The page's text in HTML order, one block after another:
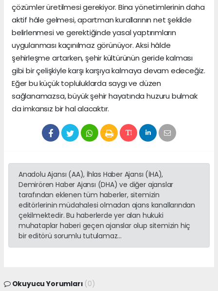
çözümler üretilmesi gerekiyor. Bina yönetimlerinin daha
aktif hâle gelmesi, apartman kurallarının net şekilde
belirlenmesi ve gerektiğinde yasal yaptırımların
uygulanması kaçınılmaz görünüyor. Aksi hâlde
şehirleşme artarken, şehir kültürünün geride kalması
gibi bir çelişkiyle karşı karşıya kalmaya devam edeceğiz.
Eğer bu küçük topluluklarda saygı ve düzen
sağlanamazsa, büyük şehir hayatında huzuru bulmak
da imkansız bir hal alacaktır.
Anadolu Ajansı (AA), İhlas Haber Ajansı (İHA),
Demirören Haber Ajansı (DHA) ve diğer ajanslar
tarafından eklenen tüm haberler, sitemizin
editörlerinin müdahalesi olmadan ajans kanallarından
çekilmektedir. Bu haberlerde yer alan hukuki
muhataplar haberi geçen ajanslar olup sitemizin hiç
bir editörü sorumlu tutulamaz...
Okuyucu Yorumları (0)